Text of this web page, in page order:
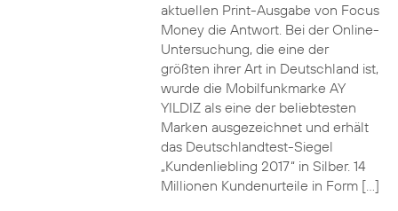
aktuellen Print-Ausgabe von Focus
Money die Antwort. Bei der Online-
Untersuchung, die eine der
größten ihrer Art in Deutschland ist,
wurde die Mobilfunkmarke AY
YILDIZ als eine der beliebtesten
Marken ausgezeichnet und erhält
das Deutschlandtest-Siegel
„Kundenliebling 2017“ in Silber. 14
Millionen Kundenurteile in Form […]